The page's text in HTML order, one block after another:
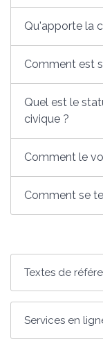
Qu'apporte la
Comment est
Quel est le
civique ?
Comment le
Comment se
Textes de
Services en